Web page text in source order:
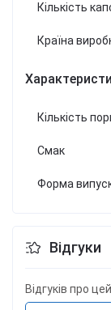
Кількість
Країна
Кількість
Смак
Форма
Відгуки
Відгуків про